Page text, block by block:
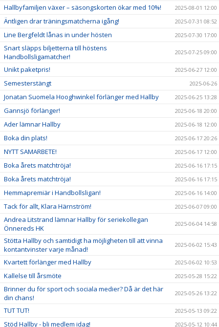
Hallbyfamiljen växer – säsongskorten ökar med 10%! 2025-08-01 12:00
Äntligen drar träningsmatcherna igång! 2025-07-31 08:52
Line Bergfeldt lånas in under hösten 2025-07-30 17:00
Snart släpps biljetterna till höstens
Handbollsligamatcher!
2025-07-25 09:00
Unikt paketpris! 2025-06-27 12:00
Semesterstängt 2025-06-26
Jonatan Suomela Hooghwinkel förlänger med Hallby 2025-06-25 13:28
Gannsjö förlänger! 2025-06-18 20:00
Ader lämnar Hallby 2025-06-18 12:00
Boka din plats! 2025-06-17 20:26
NYTT SAMARBETE! 2025-06-17 12:00
Boka årets matchtröja! 2025-06-16 17:15
Boka årets matchtröja! 2025-06-16 17:15
Hemmapremiär i Handbollsligan! 2025-06-16 14:00
Tack för allt, Klara Härnström! 2025-06-07 09:00
Andrea Litstrand lämnar Hallby för seriekollegan
Önnereds HK
2025-06-04 14:58
Stötta Hallby och samtidigt ha möjligheten till att vinna
kontantvinster varje månad!
2025-06-02 15:43
Kvartett förlänger med Hallby 2025-06-02 10:53
Kallelse till årsmöte 2025-05-28 15:22
Brinner du för sport och sociala medier? Då är det här
din chans!
2025-05-26 13:22
TUT TUT! 2025-05-13 09:22
Stöd Hallby - bli medlem idag! 2025-05-12 10:44